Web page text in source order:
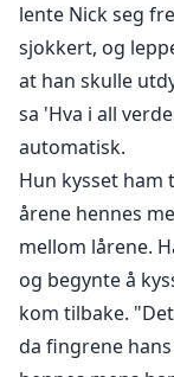
lente Nick seg
sjokkert, og
at han skulle
sa 'Hva i all
automatisk.
Hun kysset ham
årene hennes
mellom lårene.
og begynte å
kom tilbake.
da fingrene